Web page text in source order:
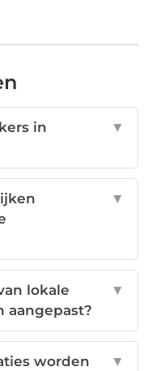
in
▼
▼
lokale
aangepast?
▼
worden
▼